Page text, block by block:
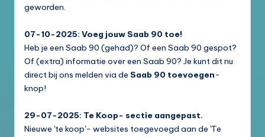
geworden.
07-10-2025: Voeg jouw Saab 90 toe!
Heb je een Saab 90 (gehad)? Of een Saab 90 gespot?
Of (extra) informatie over een Saab 90? Je kunt dit nu
direct bij ons melden via de Saab 90 toevoegen-
knop!
29-07-2025: Te Koop- sectie aangepast.
Nieuwe 'te koop'- websites toegevoegd aan de 'Te